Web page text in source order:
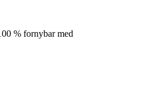
% fornybar med